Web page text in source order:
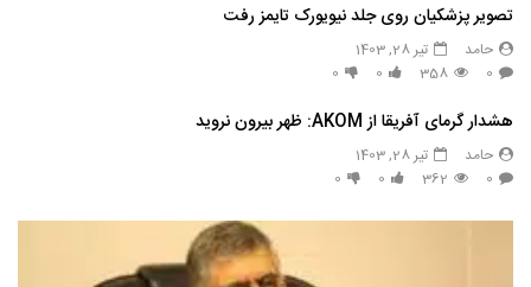
تصویر پزشکیان روی جلد نیویورک تایمز رفت
حامد
تیر 28, 1403
0
358
0
0
هشدار گرمای آفریقا از AKOM: ظهر بیرون نروید
حامد
تیر 28, 1403
0
362
0
0